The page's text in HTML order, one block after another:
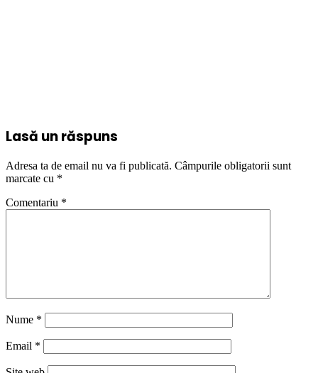
Lasă un răspuns
Adresa ta de email nu va fi publicată. Câmpurile obligatorii sunt
marcate cu *
Comentariu *
Nume *
Email *